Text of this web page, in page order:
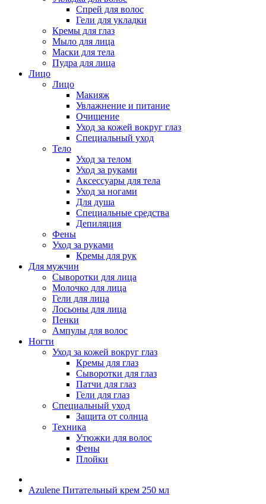
Спрей для волос
Гели для укладки
Кремы для глаз
Мыло для лица
Маски для тела
Пудра для лица
Лицо
Лицо
Макияж
Увлажнение и питание
Очищение
Уход за кожей вокруг глаз
Специальный уход
Тело
Уход за телом
Уход за руками
Аксессуары для тела
Уход за ногами
Для душа
Специальные средства
Депиляция
Фены
Уход за руками
Кремы для рук
Для мужчин
Сыворотки для лица
Молочко для лица
Гели для лица
Лосьоны для лица
Пенки
Ампулы для волос
Ногти
Уход за кожей вокруг глаз
Кремы для глаз
Сыворотки для глаз
Патчи для глаз
Гели для глаз
Специальный уход
Защита от солнца
Техника
Утюжки для волос
Фены
Плойки
Azulene Питательный крем 250 мл